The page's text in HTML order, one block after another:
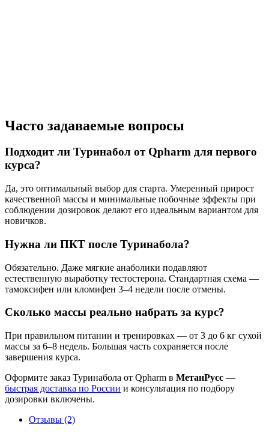
Часто задаваемые вопросы
Подходит ли Туринабол от Qpharm для первого
курса?
Да, это оптимальный выбор для старта. Умеренный прирост
качественной массы и минимальные побочные эффекты при
соблюдении дозировок делают его идеальным вариантом для
новичков.
Нужна ли ПКТ после Туринабола?
Обязательно. Даже мягкие анаболики подавляют
естественную выработку тестостерона. Стандартная схема —
тамоксифен или кломифен 3–4 недели после отмены.
Сколько массы реально набрать за курс?
При правильном питании и тренировках — от 3 до 6 кг сухой
массы за 6–8 недель. Большая часть сохраняется после
завершения курса.
Оформите заказ Туринабола от Qpharm в МетанРусс —
быстрая доставка по России и консультация по подбору
дозировки включены.
Отзывы (2)